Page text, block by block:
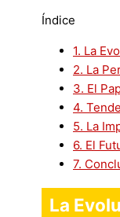
Índice
1. La
2. La
3. El
4.
5. La
6. El
7.
La